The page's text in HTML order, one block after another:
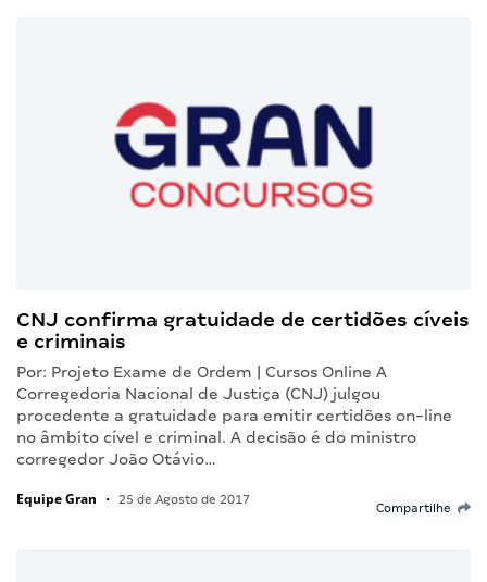
CNJ confirma gratuidade de certidões cíveis
e criminais
Por: Projeto Exame de Ordem | Cursos Online A
Corregedoria Nacional de Justiça (CNJ) julgou
procedente a gratuidade para emitir certidões on-line
no âmbito cível e criminal. A decisão é do ministro
corregedor João Otávio…
Equipe Gran • 25 de Agosto de 2017
Compartilhe